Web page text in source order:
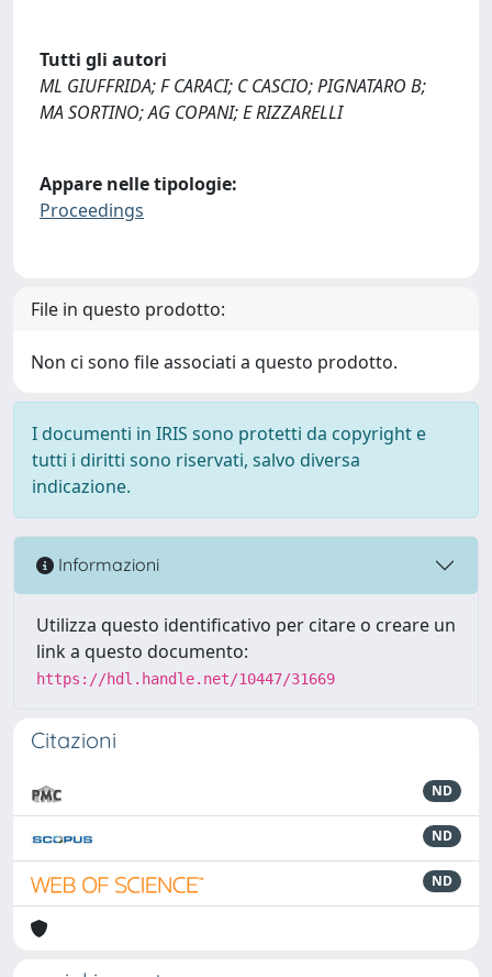
Tutti gli autori
ML GIUFFRIDA; F CARACI; C CASCIO; PIGNATARO B;
MA SORTINO; AG COPANI; E RIZZARELLI
Appare nelle tipologie:
Proceedings
File in questo prodotto:
Non ci sono file associati a questo prodotto.
I documenti in IRIS sono protetti da copyright e
tutti i diritti sono riservati, salvo diversa
indicazione.
Informazioni
Utilizza questo identificativo per citare o creare un
link a questo documento:
https://hdl.handle.net/10447/31669
Citazioni
ND
ND
ND